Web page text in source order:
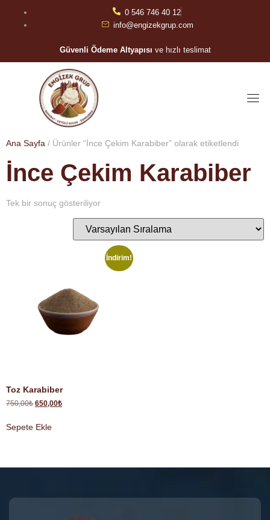
0 546 746 40 12
info@engizekgrup.com
Güvenli Ödeme Altyapısı ve hızlı teslimat
Ana Sayfa / Ürünler “İnce Çekim Karabiber” olarak etiketlendi
İnce Çekim Karabiber
Tek bir sonuç gösteriliyor
İndirim!
Toz Karabiber
750,00₺ 650,00₺
Sepete Ekle